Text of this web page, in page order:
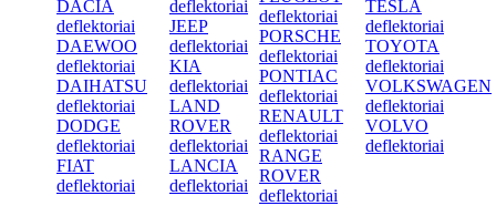
DACIA
deflektoriai
DAEWOO
deflektoriai
DAIHATSU
deflektoriai
DODGE
deflektoriai
FIAT
deflektoriai
deflektoriai
JEEP
deflektoriai
KIA
deflektoriai
LAND
ROVER
deflektoriai
LANCIA
deflektoriai
deflektoriai
PORSCHE
deflektoriai
PONTIAC
deflektoriai
RENAULT
deflektoriai
RANGE
ROVER
deflektoriai
TESLA
deflektoriai
TOYOTA
deflektoriai
VOLKSWAGEN
deflektoriai
VOLVO
deflektoriai